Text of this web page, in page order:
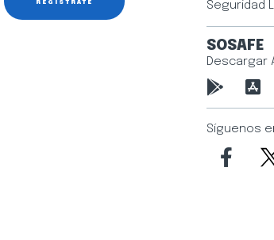
REGÍSTRATE Seguridad
SOSAFE
Descargar
Síguenos